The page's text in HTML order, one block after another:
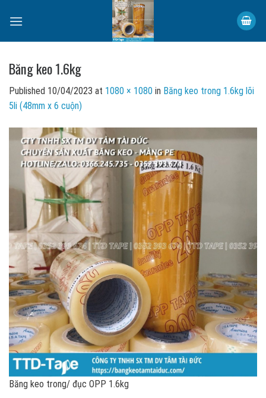
Băng keo 1.6kg
Published 10/04/2023 at 1080 × 1080 in Băng keo trong 1.6kg lõi
5li (48mm x 6 cuộn)
Băng keo trong/ đục OPP 1.6kg